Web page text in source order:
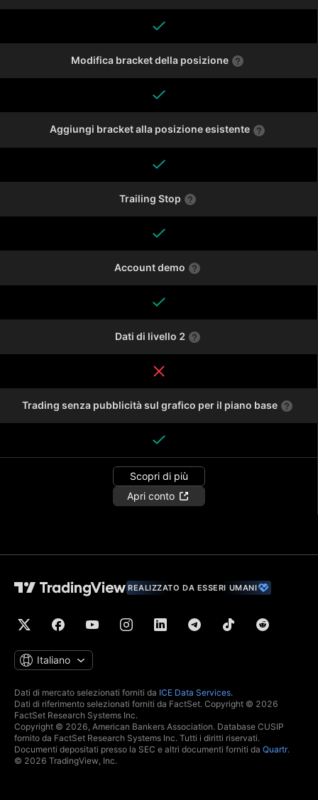
Modifica bracket della posizione
Aggiungi bracket alla posizione esistente
Trailing Stop
Account demo
Dati di livello 2
Trading senza pubblicità sul grafico per il piano base
Scopri di più
Apri conto
REALIZZATO DA ESSERI UMANI
Italiano
Dati di mercato selezionati forniti da ICE Data Services.
Dati di riferimento selezionati forniti da FactSet. Copyright © 2026
FactSet Research Systems Inc.
Copyright © 2026, American Bankers Association. Database CUSIP
fornito da FactSet Research Systems Inc. Tutti i diritti riservati.
Documenti depositati presso la SEC e altri documenti forniti da Quartr.
© 2026 TradingView, Inc.